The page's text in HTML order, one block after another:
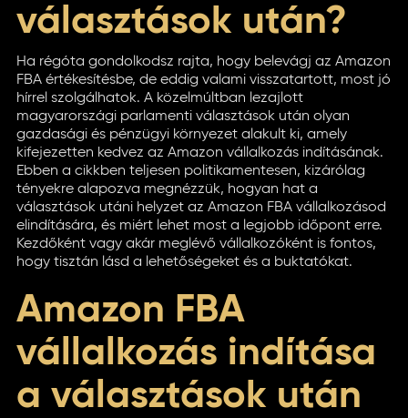
választások után?
Ha régóta gondolkodsz rajta, hogy belevágj az Amazon
FBA értékesítésbe, de eddig valami visszatartott, most jó
hírrel szolgálhatok. A közelmúltban lezajlott
magyarországi parlamenti választások után olyan
gazdasági és pénzügyi környezet alakult ki, amely
kifejezetten kedvez az Amazon vállalkozás indításának.
Ebben a cikkben teljesen politikamentesen, kizárólag
tényekre alapozva megnézzük, hogyan hat a
választások utáni helyzet az Amazon FBA vállalkozásod
elindítására, és miért lehet most a legjobb időpont erre.
Kezdőként vagy akár meglévő vállalkozóként is fontos,
hogy tisztán lásd a lehetőségeket és a buktatókat.
Amazon FBA
vállalkozás indítása
a választások után